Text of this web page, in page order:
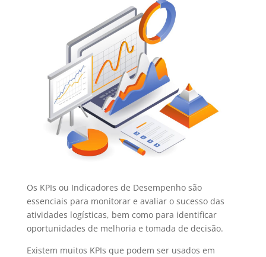
Os KPIs ou Indicadores de Desempenho são
essenciais para monitorar e avaliar o sucesso das
atividades logísticas, bem como para identificar
oportunidades de melhoria e tomada de decisão.
Existem muitos KPIs que podem ser usados em